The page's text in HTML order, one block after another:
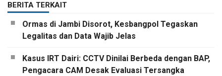
BERITA TERKAIT
Ormas di Jambi Disorot, Kesbangpol Tegaskan
Legalitas dan Data Wajib Jelas
Kasus IRT Dairi: CCTV Dinilai Berbeda dengan BAP,
Pengacara CAM Desak Evaluasi Tersangka